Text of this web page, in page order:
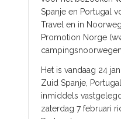
Spanje en Portugal
Travel en in
Promotion Norge
Het is vandaag 24
Zuid Spanje,
inmiddels
zaterdag 7 februari